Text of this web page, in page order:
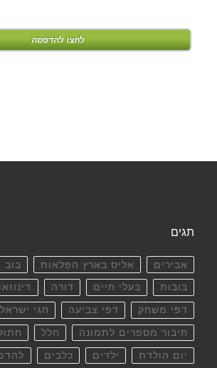
לחצו להדפסה
תגים
אבירים אליס בארץ הפלאות בוב
בובות בעלי חיים דורה
דפי משחק דפי צביעה חגי ישראל
חיבור מספרים לתמונה חלל
יום הולדת ילדים כלבים